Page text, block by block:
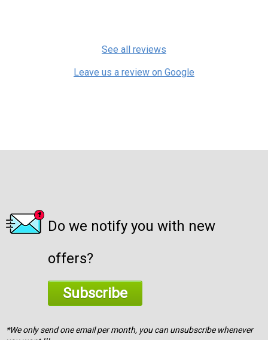
See all reviews
Leave us a review on Google
Do we notify you with new
offers?
Subscribe
*We only send one email per month, you can unsubscribe whenever